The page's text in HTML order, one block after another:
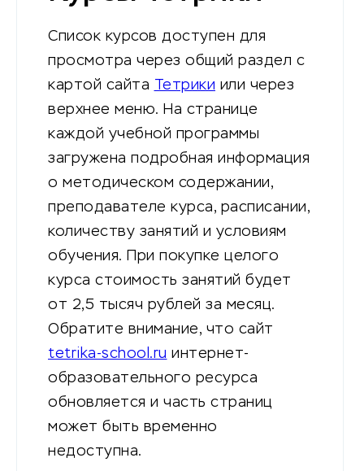
Список курсов доступен для
просмотра через общий раздел с
картой сайта Тетрики или через
верхнее меню. На странице
каждой учебной программы
загружена подробная информация
о методическом содержании,
преподавателе курса, расписании,
количеству занятий и условиям
обучения. При покупке целого
курса стоимость занятий будет
от 2,5 тысяч рублей за месяц.
Обратите внимание, что сайт
tetrika-school.ru интернет-
образовательного ресурса
обновляется и часть страниц
может быть временно
недоступна.